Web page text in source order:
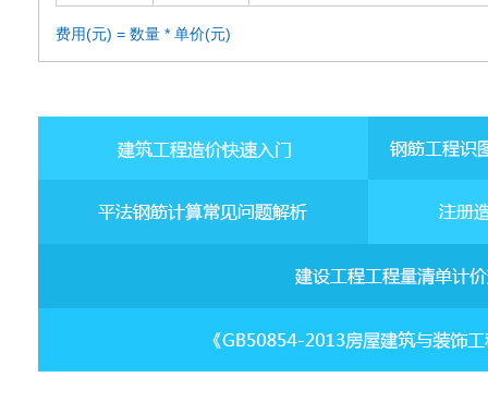
费用(元) = 数量 * 单价(元)